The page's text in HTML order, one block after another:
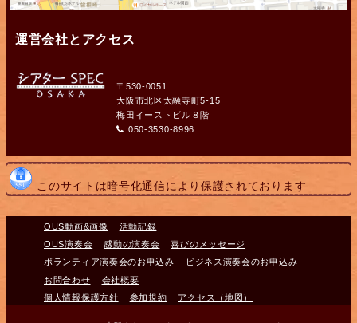
運営会社とアクセス
〒530-0051
大阪市北区太融寺町5-15
梅田イーストビル８階
050-3530-8996
このサイトは暗号化通信により保護されております
OUS動画&画像
活動記録
OUS演奏会
感動の演奏会
喜びのメッセージ
ボランティア演奏会のお申込み
ビジネス演奏会のお申込み
お問合わせ
会社概要
個人情報保護方針
参加規約 アクセス（地図）